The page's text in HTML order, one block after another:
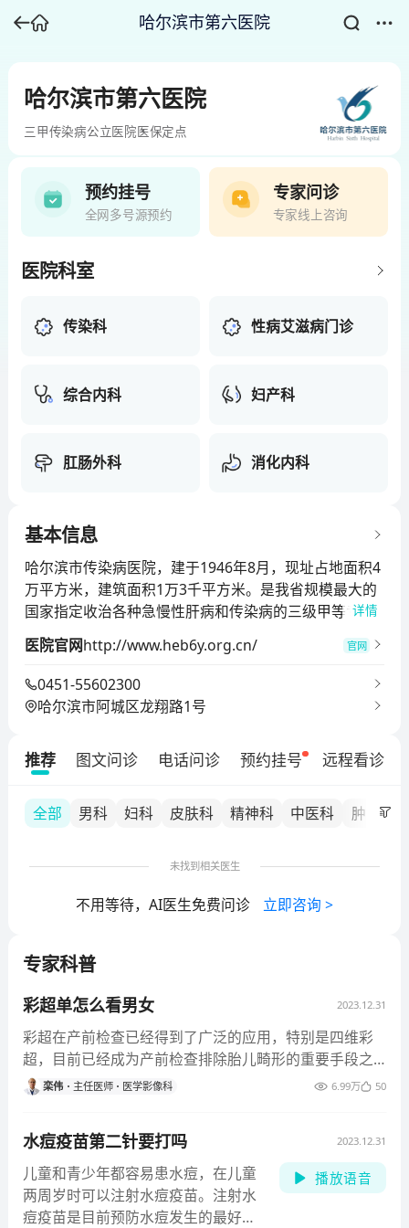
哈尔滨市第六医院
哈尔滨市第六医院
三甲传染病公立医院医保定点
预约挂号
全网多号源预约
专家问诊
专家线上咨询
医院科室
传染科 性病艾滋病门诊
综合内科 妇产科
肛肠外科 消化内科
基本信息
哈尔滨市传染病医院，建于1946年8月，现址占地面积4
万平方米，建筑面积1万3千平方米。是我省规模最大的
国家指定收治各种急慢性肝病和传染病的三级甲等专科
医院，是我省传染病防治中心和哈尔滨艾滋病、性传播
疾病防治中心。哈尔滨市传染病医院设有内科门诊、中
西医结合门诊、传染科、肝炎科、急诊科、血液净化
科、预防保健科、医学检验科、药剂科、物理诊断科、
尔滨市性传播疾病专科门诊。
建国初期的五、六十年代毕业的老专家，也有中青年及
硕士研究生组成的年轻专家队伍，他们不但承担着本院
的讲学、科研指导、成果鉴定、医疗会议、人才培养
等，每年有一批科研成果出现，每年撰写专业论文数十
篇，他们是全省传染病专业水平的代表。
性肝炎独特的标准化治疗方案，针对各型肝炎采取了中
治疗上闯出了新路，使众多患者重新步入健康之门。医
院开展的肝脏支持疗法的重肝抢救治疗、流行性出血热
急性肾衰血液透析治疗、腹水浓缩回输等，均为最有效
的治疗方法。在儿童常见传染病腮腺炎、麻疹、水痘、
流脑、猩红热及肠道传染病利己、肠伤寒治疗方面，均
详情
医院官网http://www.heb6y.org.cn/ 官网
0451-55602300
哈尔滨市阿城区龙翔路1号
推荐 图文问诊 电话问诊 预约挂号 远程看诊
全部 男科 妇科 皮肤科 精神科 中医科 肿瘤内科
未找到相关医生
不用等待，AI医生免费问诊 立即咨询 >
专家科普
彩超单怎么看男女 2023.12.31
彩超在产前检查已经得到了广泛的应用，特别是四维彩
超，目前已经成为产前检查排除胎儿畸形的重要手段之
一，受到准爸爸准妈妈的认
栾伟 主任医师 医学影像科 6.99万 50
水痘疫苗第二针要打吗 2023.12.31
儿童和青少年都容易患水痘，在儿童
两周岁时可以注射水痘疫苗。注射水
痘疫苗是目前预防水痘发生的最好方
播放语音